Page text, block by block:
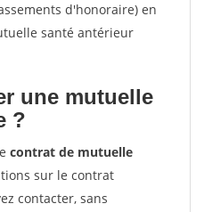
d'honoraire) en
santé antérieur
une mutuelle
?
contrat de mutuelle
sur le contrat
contacter, sans